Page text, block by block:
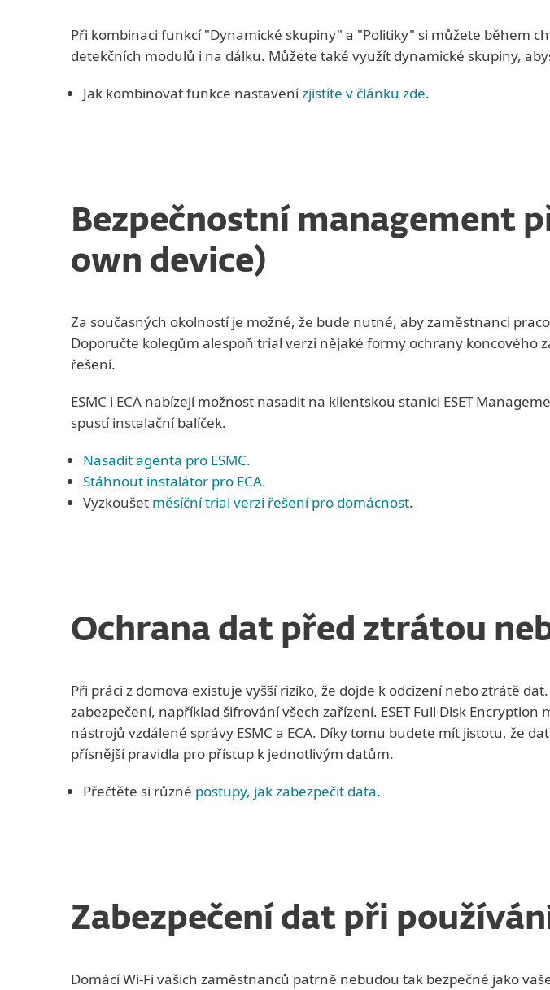
Při kombinaci funkcí "Dynamické skupiny" a "Politiky" si můžete během
detekčních modulů i na dálku. Můžete také využít dynamické skupiny,
Jak kombinovat funkce nastavenízjistíte v článku zde.
Bezpečnostní management
own device)
Za současných okolností je možné, že bude nutné, aby zaměstnanci
Doporučte kolegům alespoň trial verzi nějaké formy ochrany
řešení.
ESMC i ECA nabízejí možnost nasadit na klientskou stanici ESET
spustí instalační balíček.
Nasadit agenta pro ESMC.
Stáhnout instalátor pro ECA.
Vyzkoušet měsíční trial verzi řešení pro domácnost.
Ochrana dat před ztrátou
Při práci z domova existuje vyšší riziko, že dojde k odcizení nebo ztrátě
zabezpečení, například šifrování všech zařízení. ESET Full Disk
nástrojů vzdálené správy ESMC a ECA. Díky tomu budete mít jistotu, že
přísnější pravidla pro přístup k jednotlivým datům.
Přečtěte si různé postupy, jak zabezpečit data.
Zabezpečení dat při
Domácí Wi-Fi vašich zaměstnanců patrně nebudou tak bezpečné jako